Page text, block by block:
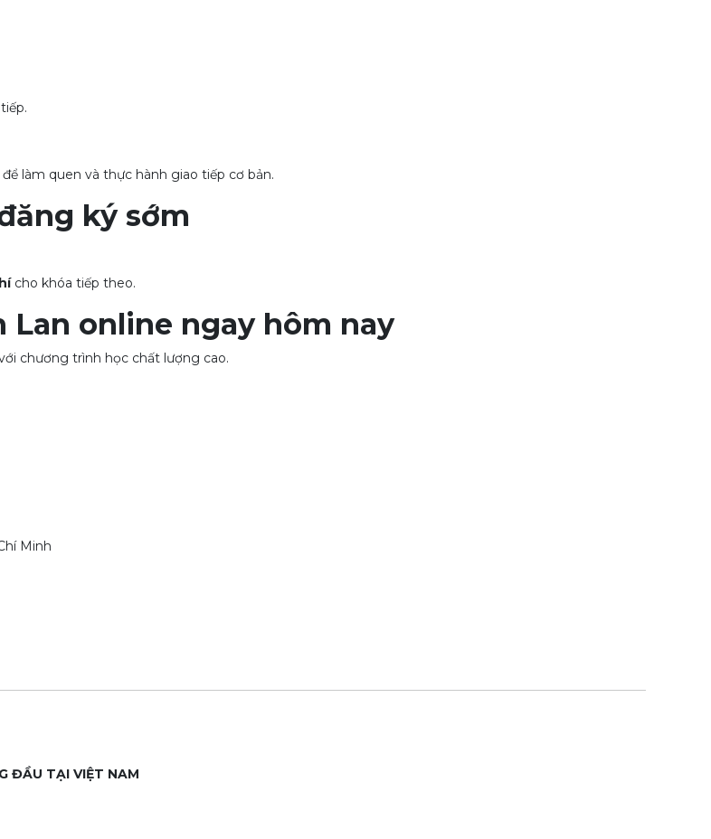
làm quen và thực hành giao tiếp cơ bản.
ký sớm
cho khóa tiếp theo.
online ngay hôm nay
chương trình học chất lượng cao.
Minh
ĐẦU TẠI VIỆT NAM